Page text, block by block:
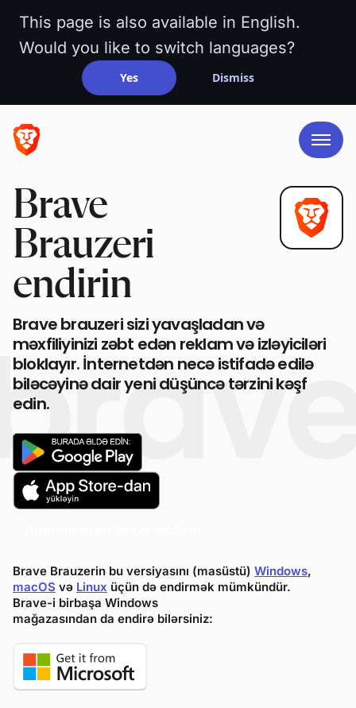
This page is also available in English.
Would you like to switch languages?
Yes Dismiss
Brave
Brauzeri
endirin
Brave brauzeri sizi yavaşladan və
məxfiliyinizi zəbt edən reklam və izləyiciləri
bloklayır. İnternetdən necə istifadə edilə
biləcəyinə dair yeni düşüncə tərzini kəşf
edin.
Brave Brauzerin bu versiyasını (masüstü) Windows,
macOS və Linux üçün də endirmək mümkündür.
Brave-i birbaşa Windows
mağazasından da endirə bilərsiniz: